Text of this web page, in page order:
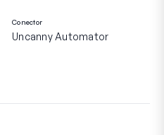
Conector
Uncanny Automator